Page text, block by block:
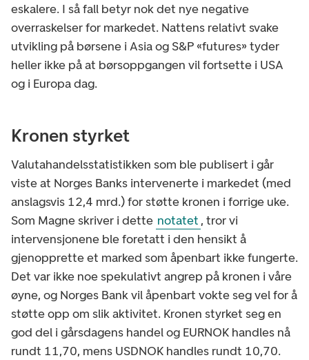
eskalere. I så fall betyr nok det nye negative
overraskelser for markedet. Nattens relativt svake
utvikling på børsene i Asia og S&P «futures» tyder
heller ikke på at børsoppgangen vil fortsette i USA
og i Europa dag.
Kronen styrket
Valutahandelsstatistikken som ble publisert i går
viste at Norges Banks intervenerte i markedet (med
anslagsvis 12,4 mrd.) for støtte kronen i forrige uke.
Som Magne skriver i dette notatet , tror vi
intervensjonene ble foretatt i den hensikt å
gjenopprette et marked som åpenbart ikke fungerte.
Det var ikke noe spekulativt angrep på kronen i våre
øyne, og Norges Bank vil åpenbart vokte seg vel for å
støtte opp om slik aktivitet. Kronen styrket seg en
god del i gårsdagens handel og EURNOK handles nå
rundt 11,70, mens USDNOK handles rundt 10,70.